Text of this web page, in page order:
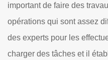
important de faire des
opérations qui sont assez
des experts pour les
charger des tâches et il